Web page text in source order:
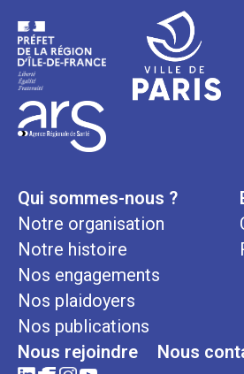
Qui sommes-nous ?
Notre organisation
Notre histoire
Nos engagements
Nos plaidoyers
Nos publications
Nous rejoindre Nous